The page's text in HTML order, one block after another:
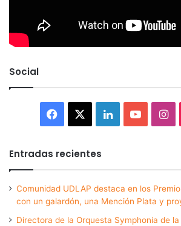
Social
Facebook LinkedInYouTube
Entradas recientes
Comunidad UDLAP destaca en los
con un galardón, una Mención Plata y
Directora de la Orquesta Symphonia de